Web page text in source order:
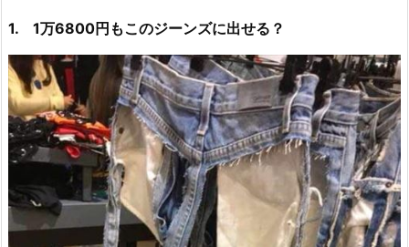
1. 1万6800円もこのジーンズに出せる？